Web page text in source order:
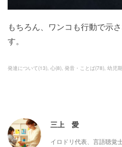
もちろん、ワンコも行動で示
す。
発達について(13) 心(8) 発音・ことば(78) 幼児期
三上 愛
イロドリ代表、言語聴覚